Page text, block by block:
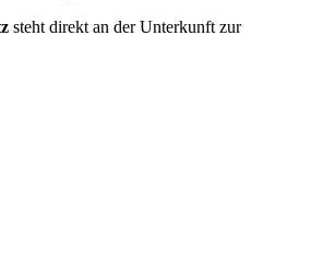
steht direkt an der Unterkunft zur